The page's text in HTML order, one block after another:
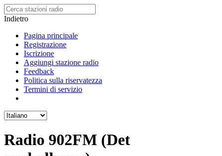
Indietro
Pagina principale
Registrazione
Iscrizione
Aggiungi stazione radio
Feedback
Politica sulla riservatezza
Termini di servizio
Radio 902FM (Det